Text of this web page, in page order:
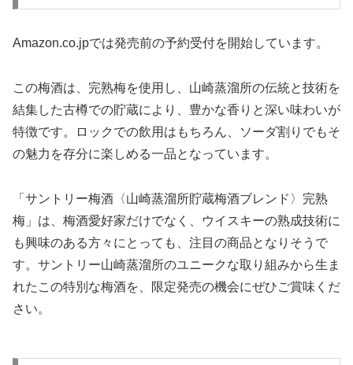
Amazon.co.jpでは発売前の予約受付を開始しています。
この梅酒は、完熟梅を使用し、山崎蒸溜所の伝統と技術を
結集した古樽での貯蔵により、豊かな香りと深い味わいが
特徴です。ロックでの飲用はもちろん、ソーダ割りでもそ
の魅力を存分に楽しめる一品となっています。
「サントリー梅酒〈山崎蒸溜所貯蔵梅酒ブレンド〉完熟
梅」は、梅酒愛好家だけでなく、ウイスキーの熟成技術に
も興味のある方々にとっても、注目の商品となりそうで
す。サントリー山崎蒸溜所のユニークな取り組みから生ま
れたこの特別な梅酒を、限定発売の機会にぜひご賞味くだ
さい。